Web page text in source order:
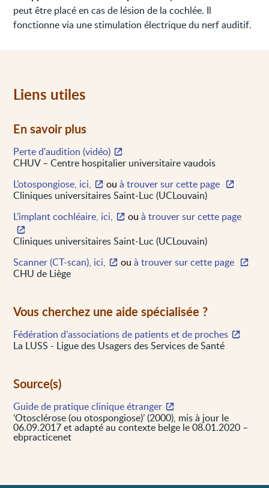
peut être placé en cas de lésion de la cochlée. Il
fonctionne via une stimulation électrique du nerf auditif.
Liens utiles
En savoir plus
Perte d'audition (vidéo)
CHUV – Centre hospitalier universitaire vaudois
L’otospongiose, ici,
ouà trouver sur cette page
Cliniques universitaires Saint-Luc (UCLouvain)
L’implant cochléaire, ici,
ouà trouver sur cette page
Cliniques universitaires Saint-Luc (UCLouvain)
Scanner (CT-scan), ici,
ouà trouver sur cette page
CHU de Liège
Vous cherchez une aide spécialisée ?
Fédération d’associations de patients et de proches
La LUSS - Ligue des Usagers des Services de Santé
Source(s)
Guide de pratique clinique étranger
‘Otosclérose (ou otospongiose)’ (2000), mis à jour le
06.09.2017 et adapté au contexte belge le 08.01.2020 –
ebpracticenet